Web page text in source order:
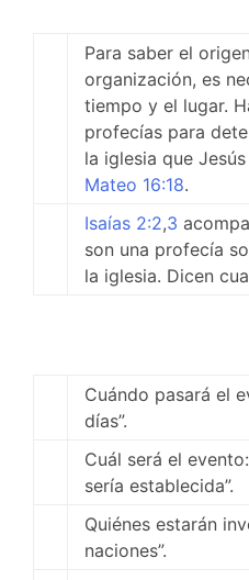
Para saber el
organización, es
tiempo y el lugar.
profecías para
la iglesia que
Mateo 16:18.
Isaías 2:2,3
son una profecía
la iglesia. Dicen
Cuándo pasará el
días”.
Cuál será el
sería establecida”.
Quiénes estarán
naciones”.